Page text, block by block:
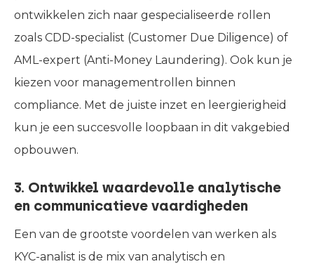
ontwikkelen zich naar gespecialiseerde rollen
zoals CDD-specialist (Customer Due Diligence) of
AML-expert (Anti-Money Laundering). Ook kun je
kiezen voor managementrollen binnen
compliance. Met de juiste inzet en leergierigheid
kun je een succesvolle loopbaan in dit vakgebied
opbouwen.
3. Ontwikkel waardevolle analytische
en communicatieve vaardigheden
Een van de grootste voordelen van werken als
KYC-analist is de mix van analytisch en